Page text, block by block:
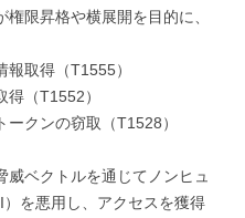
限昇格や横展開を目的に、
報取得（T1555）
得（T1552）
ークンの窃取（T1528）
ベクトルを通じてノンヒュ
を悪用し、アクセスを獲得